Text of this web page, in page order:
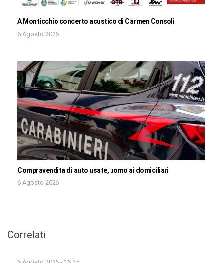
A Monticchio concerto acustico di Carmen Consoli
6 Agosto 2026
Compravendita di auto usate, uomo ai domiciliari
6 Agosto 2026
Correlati